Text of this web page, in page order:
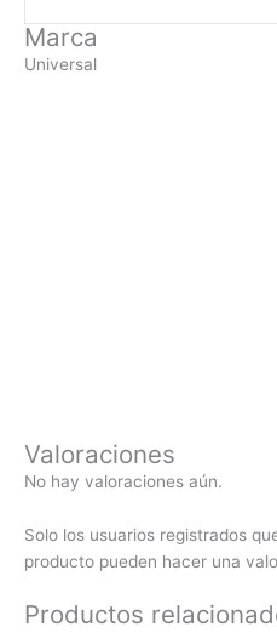
Marca
Universal
Valoraciones
No hay valoraciones aún.
Solo los usuarios registrados
producto pueden hacer una
Productos